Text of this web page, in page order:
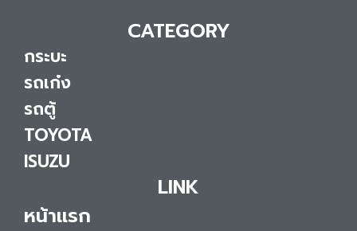
CATEGORY
กระบะ
รถเก๋ง
รถตู้
TOYOTA
ISUZU
LINK
หน้าแรก